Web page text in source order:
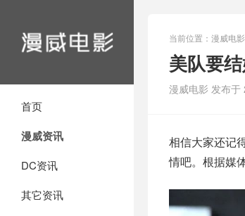
首页
漫威资讯
DC资讯
其它资讯
当前位置： 漫威电影
美队要
漫威电影 发布
相信大家还记
情吧。根据媒